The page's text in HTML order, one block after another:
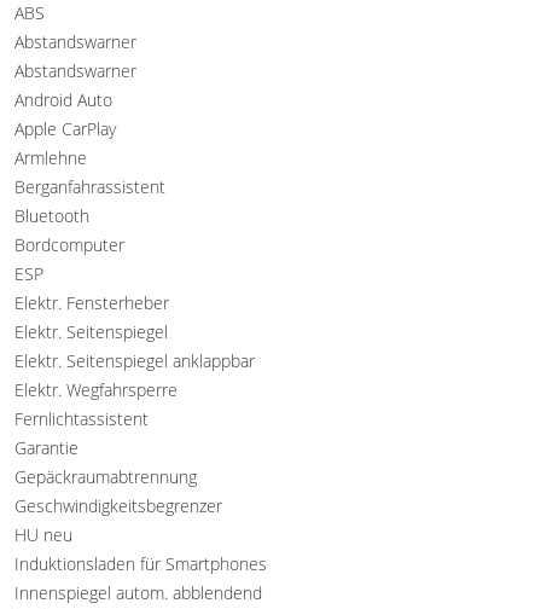
ABS
Abstandswarner
Abstandswarner
Android Auto
Apple CarPlay
Armlehne
Berganfahrassistent
Bluetooth
Bordcomputer
ESP
Elektr. Fensterheber
Elektr. Seitenspiegel
Elektr. Seitenspiegel anklappbar
Elektr. Wegfahrsperre
Fernlichtassistent
Garantie
Gepäckraumabtrennung
Geschwindigkeitsbegrenzer
HU neu
Induktionsladen für Smartphones
Innenspiegel autom. abblendend